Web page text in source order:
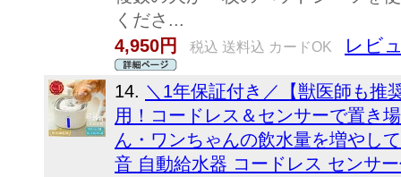
くださ...
4,950円
税込 送料込 カードOK レビ
14. ＼1年保証付き／【獣医師も推
用！コードレス＆センサーで置き
ん・ワンちゃんの飲水量を増やし
音 自動給水器 コードレス センサ